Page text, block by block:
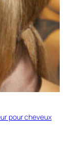
pour cheveux